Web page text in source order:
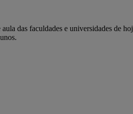
das faculdades e universidades de